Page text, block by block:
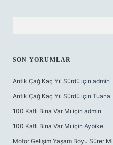
SON YORUMLAR
Antik Çağ Kaç Yıl Sürdü için admin
Antik Çağ Kaç Yıl Sürdü için Tuana
100 Katlı Bina Var Mı için admin
100 Katlı Bina Var Mı için Aybike
Motor Gelişim Yaşam Boyu Sürer Mi